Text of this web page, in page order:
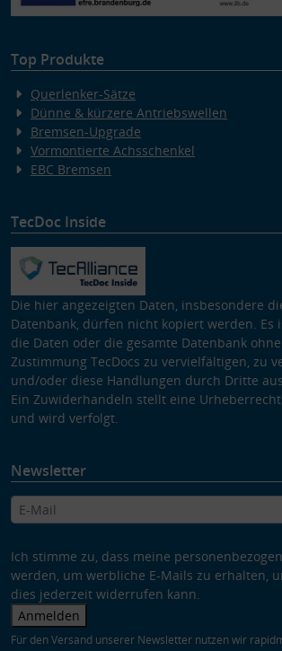
Top Produkte
Querlenker-Sätze
Dünne & kürzere Antriebswellen
Bremsen-Upgrade
Vormontierte Achsschenkel
EBC Bremsen
TecDoc Inside
Die hier angezeigten Daten, insbesondere
Datenbank, dürfen nicht kopiert werden. Es
die Daten oder die gesamte Datenbank
Zustimmung TecDocs zu vervielfältigen, zu
und/oder diese Handlungen durch Dritte
Ein Zuwiderhandeln stellt eine
und wird verfolgt.
Newsletter
Ich stimme zu, dass meine
werden, um werbliche E-Mails zu erhalten,
dies jederzeit widerrufen kann.
Anmelden
Für den Versand unserer Newsletter nutzen wir